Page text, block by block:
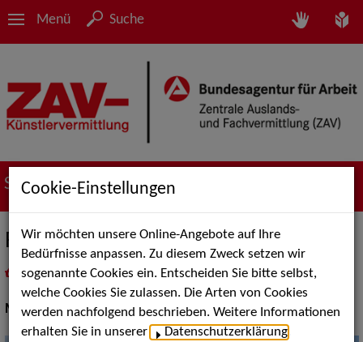
Menü Suche
Suche nach Künstler*innen
RoSi
als PDF speichern
inMeine Merklistelegen
Musik Shows:Chöre, Sänger / Sängerin
Cookie-Einstellungen
Wir möchten unsere Online-Angebote auf Ihre
Bedürfnisse anpassen. Zu diesem Zweck setzen wir
sogenannte Cookies ein. Entscheiden Sie bitte selbst,
welche Cookies Sie zulassen. Die Arten von Cookies
werden nachfolgend beschrieben. Weitere Informationen
erhalten Sie in unserer
Datenschutzerklärung